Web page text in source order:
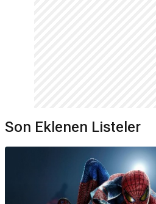
Son Eklenen Listeler